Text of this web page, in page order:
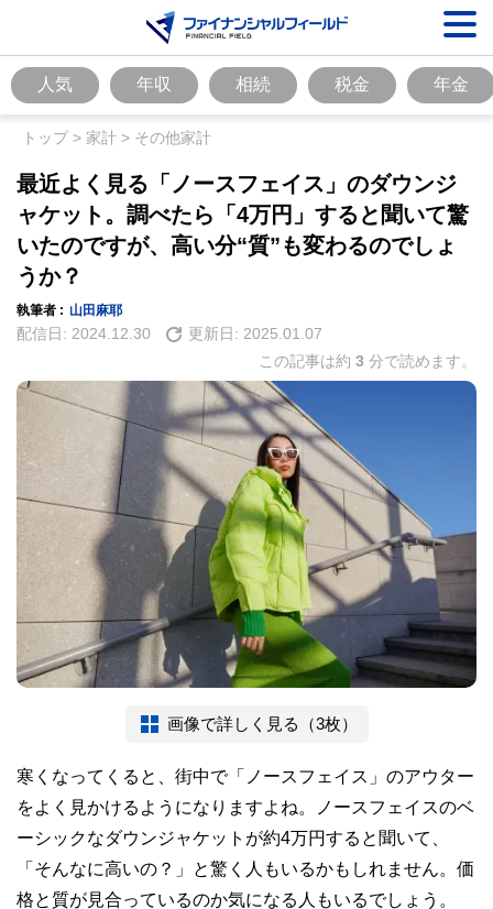
人気 年収 相続 税金 年金
トップ> 家計 > その他家計
最近よく見る「ノースフェイス」のダウンジ
ャケット。調べたら「4万円」すると聞いて驚
いたのですが、高い分“質”も変わるのでしょ
うか？
執筆者 : 山田麻耶
配信日: 2024.12.30 更新日: 2025.01.07
この記事は約 3 分で読めます。
画像で詳しく見る（3枚）
寒くなってくると、街中で「ノースフェイス」のアウター
をよく見かけるようになりますよね。ノースフェイスのベ
ーシックなダウンジャケットが約4万円すると聞いて、
「そんなに高いの？」と驚く人もいるかもしれません。価
格と質が見合っているのか気になる人もいるでしょう。